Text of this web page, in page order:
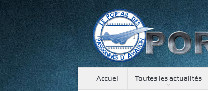
Accueil Toutes les actualités